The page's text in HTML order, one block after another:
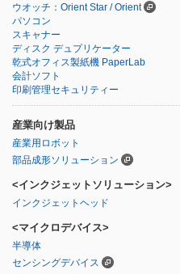
ウオッチ：Orient Star / Orient
パソコン
スキャナー
ディスク デュプリケーター
乾式オフィス製紙機 PaperLab
会計ソフト
印刷管理セキュリティー
産業向け製品
産業用ロボット
部品成形ソリューション
<インクジェットソリューション>
インクジェットヘッド
<マイクロデバイス>
半導体
センシングデバイス